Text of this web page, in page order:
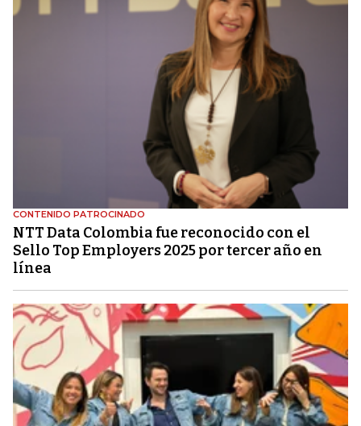
CONTENIDO PATROCINADO
NTT Data Colombia fue reconocido con el
Sello Top Employers 2025 por tercer año en
línea